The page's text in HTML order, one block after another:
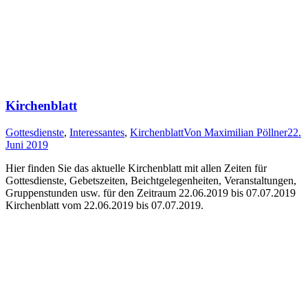
Kirchenblatt
Gottesdienste, Interessantes, KirchenblattVon Maximilian Pöllner22.
Juni 2019
Hier finden Sie das aktuelle Kirchenblatt mit allen Zeiten für
Gottesdienste, Gebetszeiten, Beichtgelegenheiten, Veranstaltungen,
Gruppenstunden usw. für den Zeitraum 22.06.2019 bis 07.07.2019
Kirchenblatt vom 22.06.2019 bis 07.07.2019.